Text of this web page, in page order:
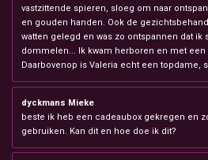
vastzittende spieren, sloeg om naar
en gouden handen. Ook de
watten gelegd en was zo ontspannen dat ik
dommelen... Ik kwam herboren en met
Daarbovenop is Valeria echt een topdame,
dyckmans Mieke
beste ik heb een cadeaubox gekregen en
gebruiken. Kan dit en hoe doe ik dit?